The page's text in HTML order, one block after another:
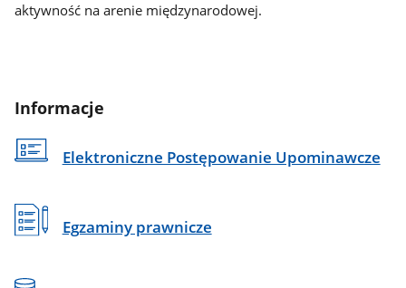
aktywność na arenie międzynarodowej.
Informacje
Elektroniczne Postępowanie Upominawcze
Egzaminy prawnicze